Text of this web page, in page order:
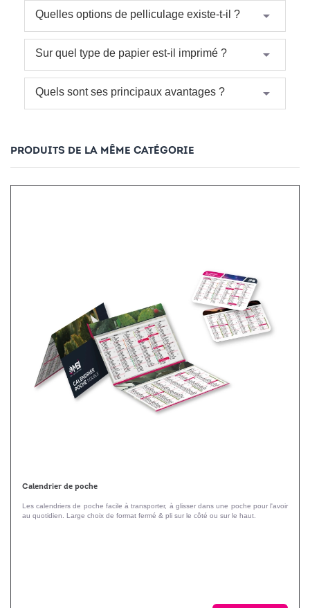
Quelles options de pelliculage existe-t-il ? arrow_drop_down
Sur quel type de papier est-il imprimé ? arrow_drop_down
Quels sont ses principaux avantages ? arrow_drop_down
PRODUITS DE LA MÊME CATÉGORIE
Calendrier de poche
Les calendriers de poche facile à transporter, à glisser dans une poche pour l'avoir
au quotidien. Large choix de format fermé & pli sur le côté ou sur le haut.